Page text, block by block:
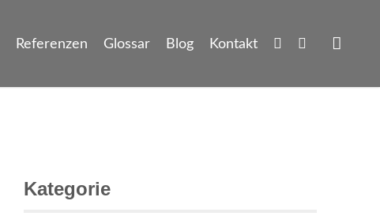
Referenzen Glossar Blog Kontakt
Kategorie